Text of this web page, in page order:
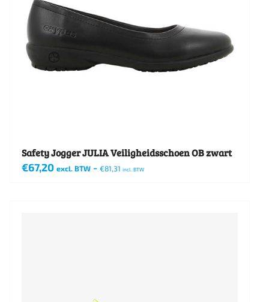
Safety Jogger JULIA Veiligheidsschoen OB zwart
€67,20 excl. BTW - €81,31 incl. BTW